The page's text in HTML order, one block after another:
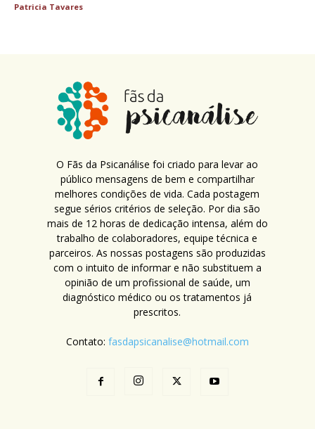
Patricia Tavares
O Fãs da Psicanálise foi criado para levar ao
público mensagens de bem e compartilhar
melhores condições de vida. Cada postagem
segue sérios critérios de seleção. Por dia são
mais de 12 horas de dedicação intensa, além do
trabalho de colaboradores, equipe técnica e
parceiros. As nossas postagens são produzidas
com o intuito de informar e não substituem a
opinião de um profissional de saúde, um
diagnóstico médico ou os tratamentos já
prescritos.
Contato: fasdapsicanalise@hotmail.com